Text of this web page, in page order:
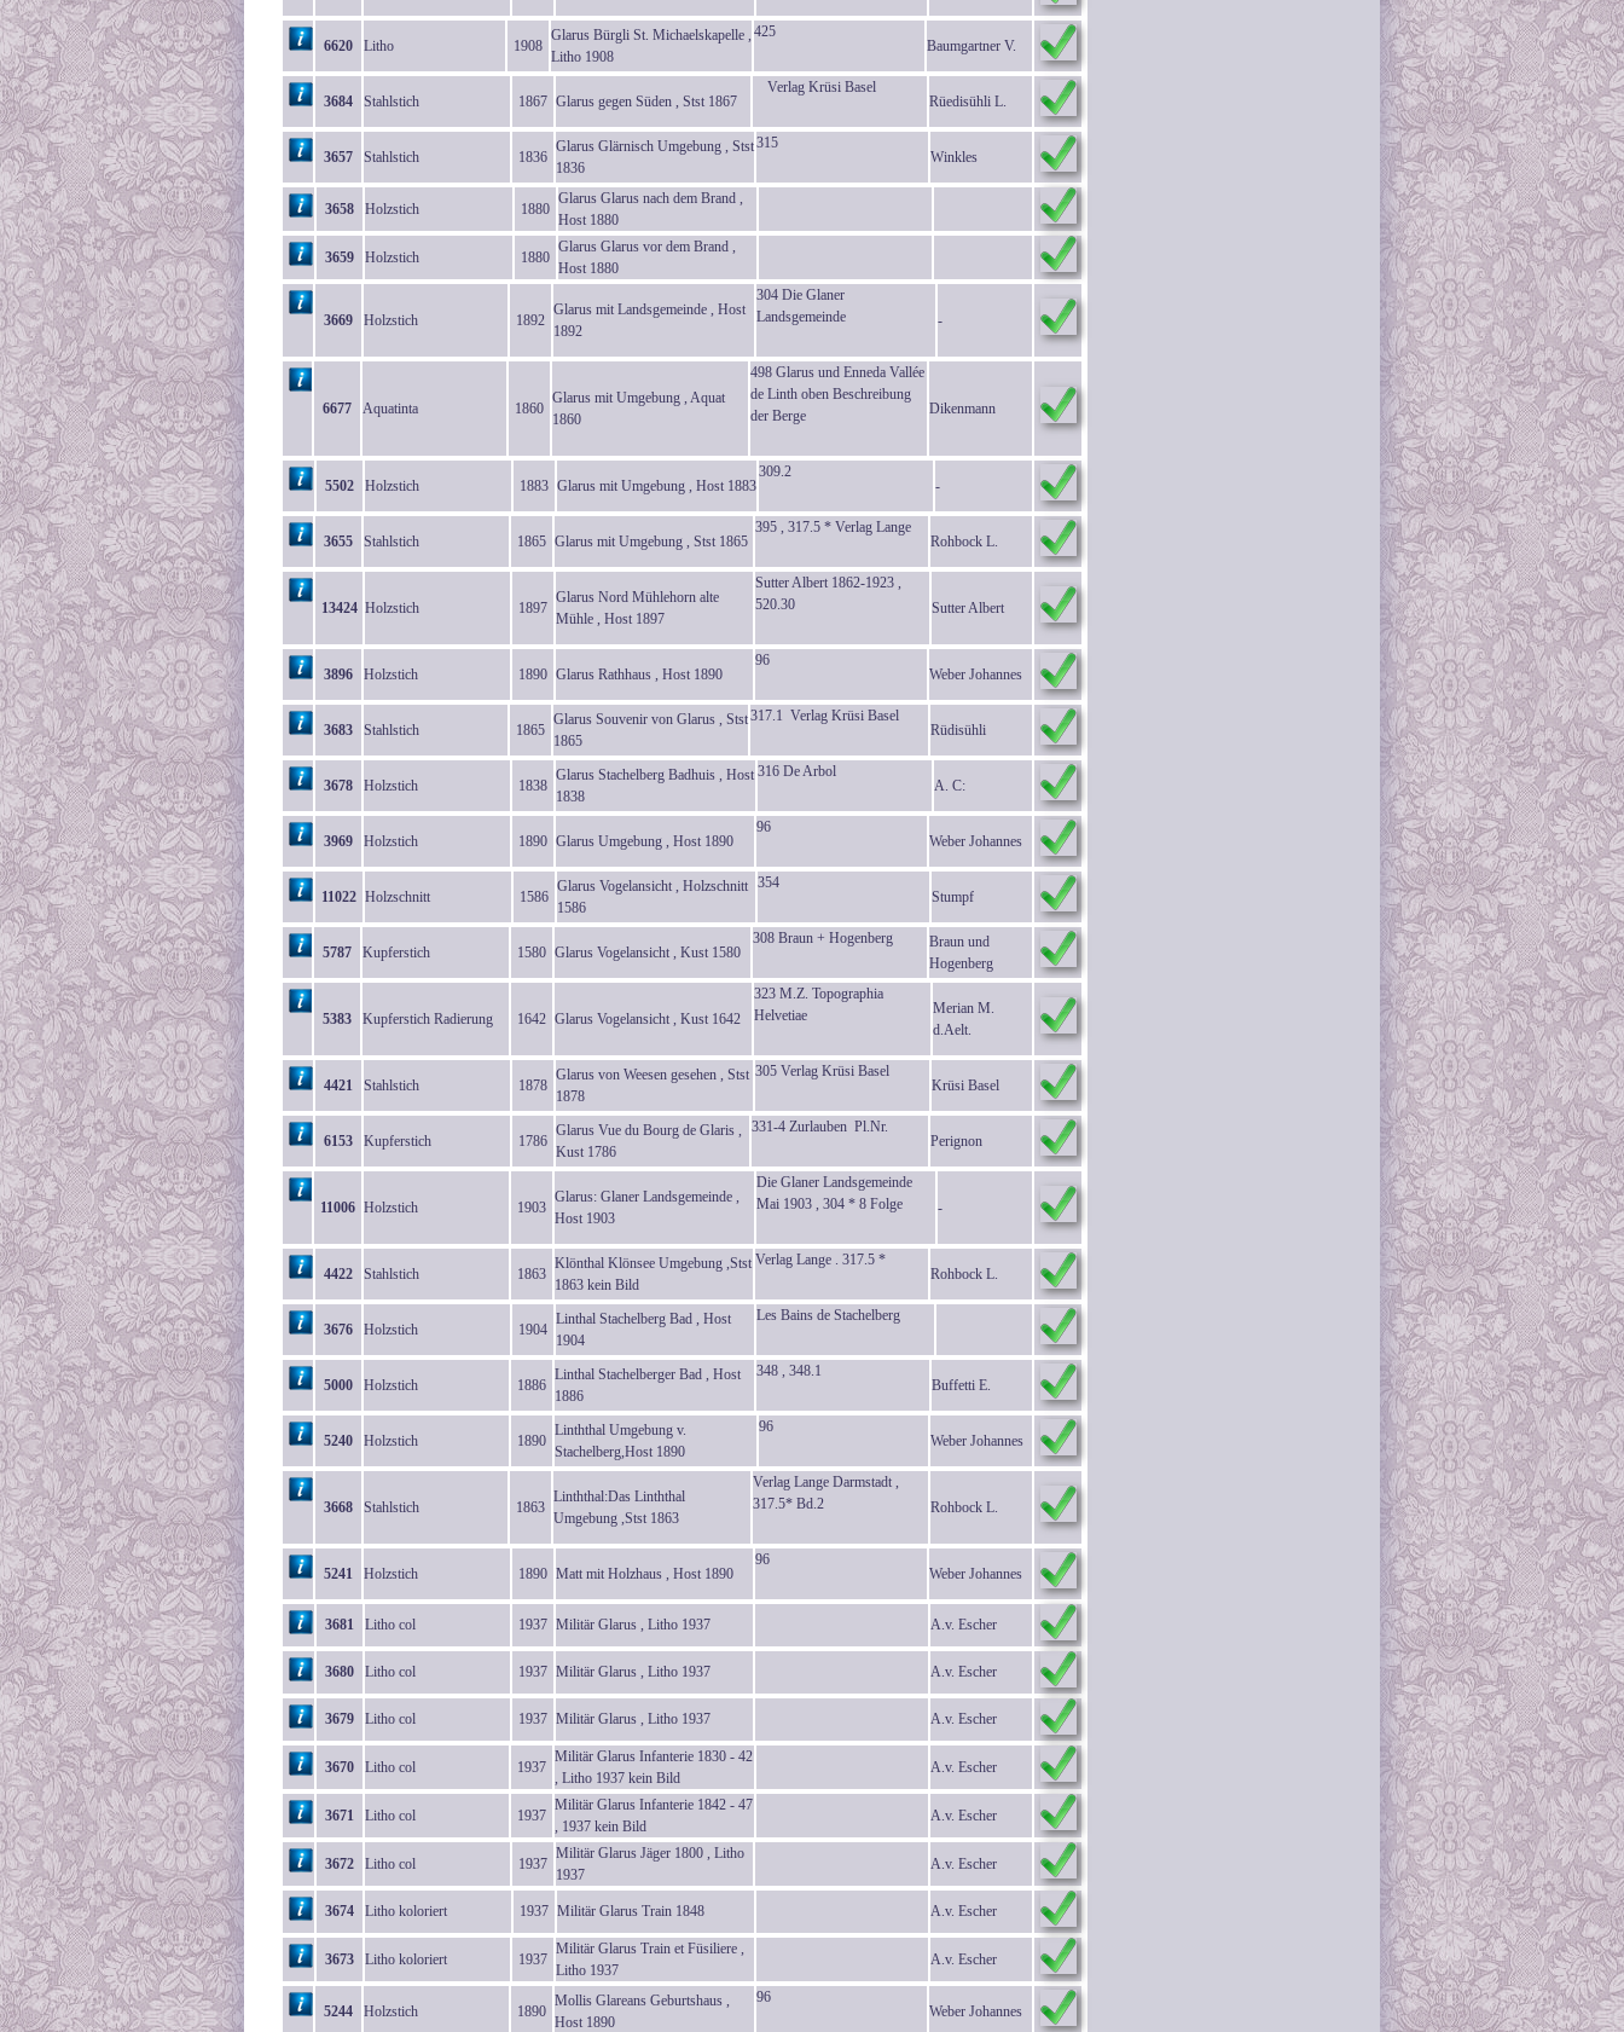
6620 Litho 1908
Glarus Bürgli St. Michaelskapelle ,
Litho 1908
425
Baumgartner V.
3684 Stahlstich 1867 Glarus gegen Süden , Stst 1867
Verlag Krüsi Basel
Rüedisühli L.
3657 Stahlstich 1836
Glarus Glärnisch Umgebung , Stst
1836
315
Winkles
3658 Holzstich 1880
Glarus Glarus nach dem Brand ,
Host 1880
3659 Holzstich 1880
Glarus Glarus vor dem Brand ,
Host 1880
3669 Holzstich 1892
Glarus mit Landsgemeinde , Host
1892
304 Die Glaner
Landsgemeinde
-
6677 Aquatinta 1860
Glarus mit Umgebung , Aquat
1860
498 Glarus und Enneda Vallée
de Linth oben Beschreibung
der Berge
Dikenmann
5502 Holzstich 1883 Glarus mit Umgebung , Host 1883
309.2
-
3655 Stahlstich 1865 Glarus mit Umgebung , Stst 1865
395 , 317.5 * Verlag Lange
Rohbock L.
13424 Holzstich 1897
Glarus Nord Mühlehorn alte
Mühle , Host 1897
Sutter Albert 1862-1923 ,
520.30
Sutter Albert
3896 Holzstich 1890 Glarus Rathhaus , Host 1890
96
Weber Johannes
3683 Stahlstich 1865
Glarus Souvenir von Glarus , Stst
1865
317.1 Verlag Krüsi Basel
Rüdisühli
3678 Holzstich 1838
Glarus Stachelberg Badhuis , Host
1838
316 De Arbol
A. C:
3969 Holzstich 1890 Glarus Umgebung , Host 1890
96
Weber Johannes
11022 Holzschnitt 1586
Glarus Vogelansicht , Holzschnitt
1586
354
Stumpf
5787 Kupferstich 1580 Glarus Vogelansicht , Kust 1580
308 Braun + Hogenberg
Braun und
Hogenberg
5383 Kupferstich Radierung 1642 Glarus Vogelansicht , Kust 1642
323 M.Z. Topographia
Helvetiae
Merian M.
d.Aelt.
4421 Stahlstich 1878
Glarus von Weesen gesehen , Stst
1878
305 Verlag Krüsi Basel
Krüsi Basel
6153 Kupferstich 1786
Glarus Vue du Bourg de Glaris ,
Kust 1786
331-4 Zurlauben Pl.Nr.
Perignon
11006 Holzstich 1903
Glarus: Glaner Landsgemeinde ,
Host 1903
Die Glaner Landsgemeinde
Mai 1903 , 304 * 8 Folge
-
4422 Stahlstich 1863
Klönthal Klönsee Umgebung ,Stst
1863 kein Bild
Verlag Lange . 317.5 *
Rohbock L.
3676 Holzstich 1904
Linthal Stachelberg Bad , Host
1904
Les Bains de Stachelberg
5000 Holzstich 1886
Linthal Stachelberger Bad , Host
1886
348 , 348.1
Buffetti E.
5240 Holzstich 1890
Linththal Umgebung v.
Stachelberg,Host 1890
96
Weber Johannes
3668 Stahlstich 1863
Linththal:Das Linththal
Umgebung ,Stst 1863
Verlag Lange Darmstadt ,
317.5* Bd.2
Rohbock L.
5241 Holzstich 1890 Matt mit Holzhaus , Host 1890
96
Weber Johannes
3681 Litho col 1937 Militär Glarus , Litho 1937 A.v. Escher
3680 Litho col 1937 Militär Glarus , Litho 1937 A.v. Escher
3679 Litho col 1937 Militär Glarus , Litho 1937 A.v. Escher
3670 Litho col 1937
Militär Glarus Infanterie 1830 - 42
, Litho 1937 kein Bild
A.v. Escher
3671 Litho col 1937
Militär Glarus Infanterie 1842 - 47
, 1937 kein Bild
A.v. Escher
3672 Litho col 1937
Militär Glarus Jäger 1800 , Litho
1937
A.v. Escher
3674 Litho koloriert 1937 Militär Glarus Train 1848 A.v. Escher
3673 Litho koloriert 1937
Militär Glarus Train et Füsiliere ,
Litho 1937
A.v. Escher
5244 Holzstich 1890
Mollis Glareans Geburtshaus ,
Host 1890
96
Weber Johannes